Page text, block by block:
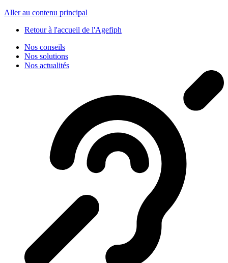
Aller au contenu principal
Retour à l'accueil de l'Agefiph
Nos conseils
Nos solutions
Nos actualités